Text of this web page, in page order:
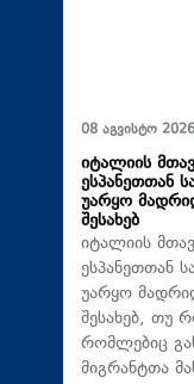
08 აგვისტო
იტალიის
ესპანეთთან
უარყო
შესახებ
იტალიის
ესპანეთთან
უარყო
შესახებ, თუ
რომლებიც
მიგრანტთა